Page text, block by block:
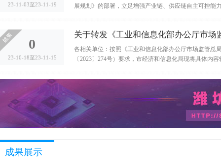
23-11-03至23-11-19
展规划》的部署，立足增强产业链、供应链自主可控能
0
23-10-18至23-11-15
关于转发《工业和信息化部办公厅市场
各相关单位：按照《工业和信息化部办公厅市场监管总
〔2023〕274号）要求，市经济和信息化局现将具体内
成果展示